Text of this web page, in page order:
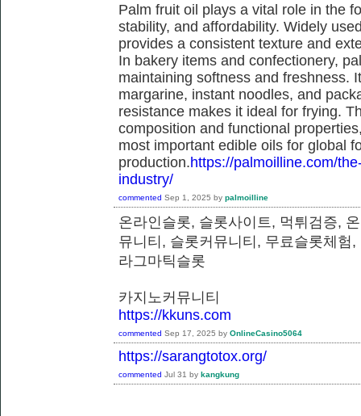
Palm fruit oil plays a vital role in the
stability, and affordability. Widely
provides a consistent texture and
In bakery items and confectionery,
maintaining softness and freshness.
margarine, instant noodles, and
resistance makes it ideal for frying.
composition and functional
most important edible oils for global
production.https://palmoilline.com/
industry/
commented Sep 1, 2025 by palmoilline
온라인슬롯, 슬롯사이트, 먹튀검증,
뮤니티, 슬롯커뮤니티, 무료슬롯체험
라그마틱슬롯
카지노커뮤니티
https://kkuns.com
commented Sep 17, 2025 by OnlineCasino5064
https://sarangtotox.org/
commented Jul 31 by kangkung